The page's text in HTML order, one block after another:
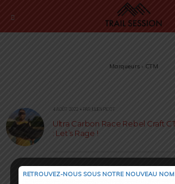
Marqueurs › CTM
4 AOÛT 2022 • PAR JULIEN PICOT
Ultra Carbon Race Rebel Craft
: Let’s Rage !
RETROUVEZ-NOUS SOUS NOTRE NOUVEAU